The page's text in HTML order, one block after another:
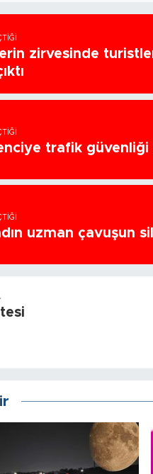
zirvesinde
trafik güvenliği
uzman çavuşun